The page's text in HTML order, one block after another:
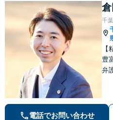
千
豊
弁
電話でお問い合わせ